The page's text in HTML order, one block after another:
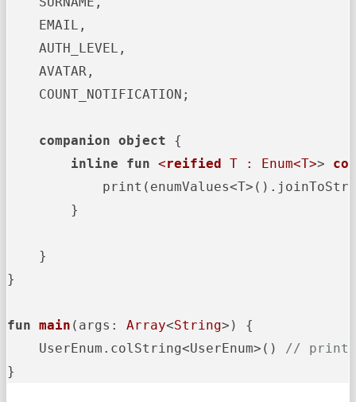
    EMAIL,
    AUTH_LEVEL,
    AVATAR,
    COUNT_NOTIFICATION;
companion object {
inline
fun <reified T : Enum<T>>
        }
    }
}
fun main (args: Array<String>)
{
    UserEnum.colString<UserEnum>()
// print
}